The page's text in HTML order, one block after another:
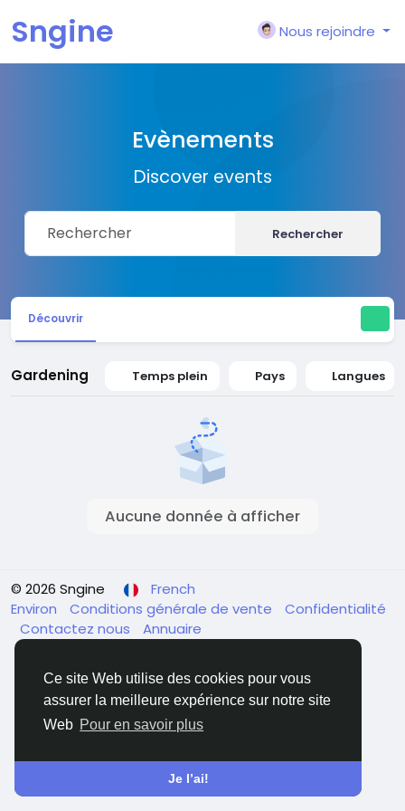
Ce site Web utilise des cookies pour vous
assurer la meilleure expérience sur notre site
Web Pour en savoir plus
Je l’ai!
Sngine Nous rejoindre
Evènements
Discover events
Rechercher
Découvrir
Gardening Temps plein Pays Langues
Aucune donnée à afficher
© 2026 Sngine
French
Environ
Conditions générale de vente
Confidentialité
Contactez nous
Annuaire